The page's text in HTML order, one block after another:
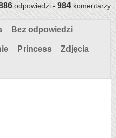
odpowiedzi -984komentarzy
Bez odpowiedzi
Princess Zdjęcia